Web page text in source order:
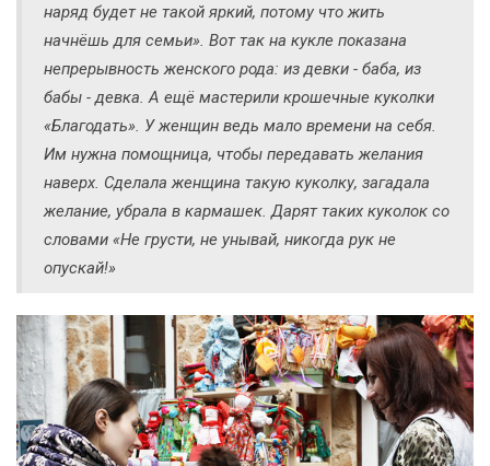
наряд будет не такой яркий, потому что жить
начнёшь для семьи». Вот так на кукле показана
непрерывность женского рода: из девки - баба, из
бабы - девка. А ещё мастерили крошечные куколки
«Благодать». У женщин ведь мало времени на себя.
Им нужна помощница, чтобы передавать желания
наверх. Сделала женщина такую куколку, загадала
желание, убрала в кармашек. Дарят таких куколок со
словами «Не грусти, не унывай, никогда рук не
опускай!»